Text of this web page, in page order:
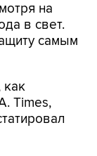
на
в свет.
самым
как
Times,